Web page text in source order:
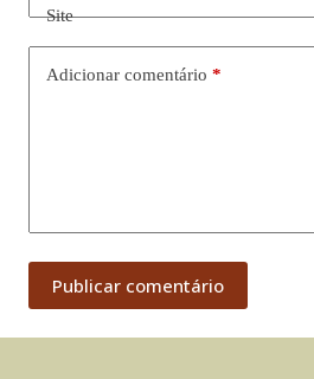
Site
Adicionar comentário *
Publicar comentário